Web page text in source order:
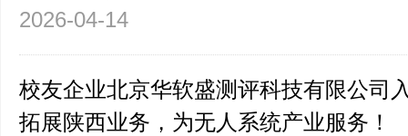
2026-04-14
校友企业北京华软盛测评科技有限公司
拓展陕西业务，为无人系统产业服务！